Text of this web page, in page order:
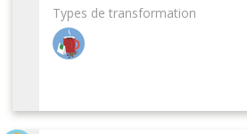
Types de transformation